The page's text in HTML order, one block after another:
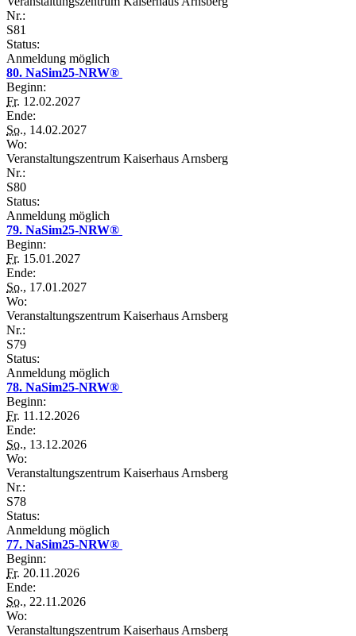
Nr.:
S81
Status:
Anmeldung möglich
80. NaSim25-NRW®
Beginn:
Fr. 12.02.2027
Ende:
So., 14.02.2027
Wo:
Veranstaltungszentrum Kaiserhaus Arnsberg
Nr.:
S80
Status:
Anmeldung möglich
79. NaSim25-NRW®
Beginn:
Fr. 15.01.2027
Ende:
So., 17.01.2027
Wo:
Veranstaltungszentrum Kaiserhaus Arnsberg
Nr.:
S79
Status:
Anmeldung möglich
78. NaSim25-NRW®
Beginn:
Fr. 11.12.2026
Ende:
So., 13.12.2026
Wo:
Veranstaltungszentrum Kaiserhaus Arnsberg
Nr.:
S78
Status:
Anmeldung möglich
77. NaSim25-NRW®
Beginn:
Fr. 20.11.2026
Ende:
So., 22.11.2026
Wo:
Veranstaltungszentrum Kaiserhaus Arnsberg